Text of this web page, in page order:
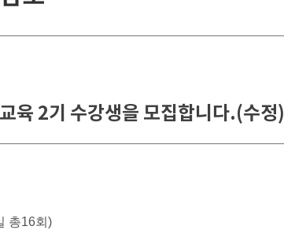
육 2기 수강생을 모집합니다.(수정)
총16회)